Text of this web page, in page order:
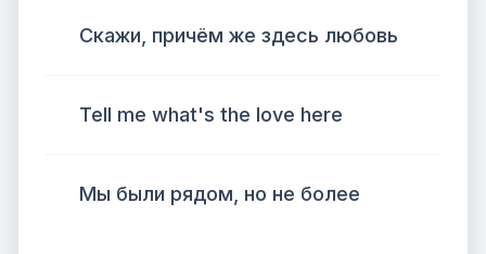
Скажи, причём же здесь любовь
Tell me what's the love here
Мы были рядом, но не более